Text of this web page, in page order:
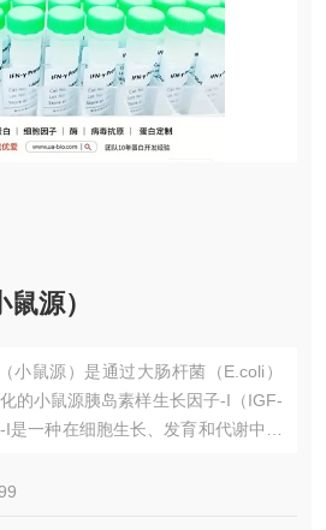
源）
小鼠源）是通过大肠杆菌（E.coli）
的小鼠源胰岛素样生长因子-I（IGF-
是一种在细胞生长、发育和代谢中发
殖实验中验证具有ji高的生物活性